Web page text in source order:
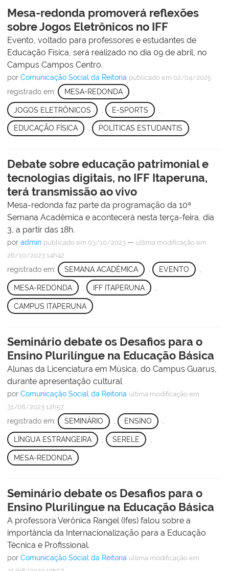
Mesa-redonda promoverá reflexões
sobre Jogos Eletrônicos no IFF
Evento, voltado para professores e estudantes de
Educação Física, será realizado no dia 09 de abril, no
Campus Campos Centro.
por Comunicação Social da Reitoria publicado em 02/04/2025
registrado em: MESA-REDONDA
JOGOS ELETRÔNICOS E-SPORTS
EDUCAÇÃO FÍSICA , POLÍTICAS ESTUDANTIS
Debate sobre educação patrimonial e
tecnologias digitais, no IFF Itaperuna,
terá transmissão ao vivo
Mesa-redonda faz parte da programação da 10ª
Semana Acadêmica e acontecerá nesta terça-feira, dia
3, a partir das 18h.
por admin publicado em 03/10/2023 — última modificação em
26/10/2023 14h42
registrado em: SEMANA ACADÊMICA EVENTO
MESA-REDONDA IFF ITAPERUNA
CAMPUS ITAPERUNA
Seminário debate os Desafios para o
Ensino Plurilíngue na Educação Básica
Alunas da Licenciatura em Música, do Campus Guarus,
durante apresentação cultural
por Comunicação Social da Reitoria última modificação em
31/08/2023 12h57
registrado em: SEMINÁRIO , ENSINO ,
LÍNGUA ESTRANGEIRA SERELE
MESA-REDONDA
Seminário debate os Desafios para o
Ensino Plurilíngue na Educação Básica
A professora Verônica Rangel (Ifes) falou sobre a
importância da Internacionalização para a Educação
Técnica e Profissional.
por Comunicação Social da Reitoria última modificação em